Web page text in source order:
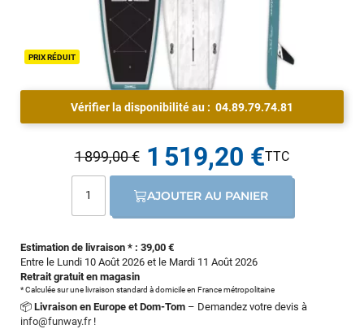
PRIX RÉDUIT
Vérifier la disponibilité au : 04.89.79.74.81
Estimation de livraison * : 39,00 €
Entre le Lundi 10 Août 2026 et le Mardi 11 Août 2026
Retrait gratuit en magasin
* Calculée sur une livraison standard à domicile en France métropolitaine
📦 Livraison en Europe et Dom-Tom – Demandez votre devis à
info@funway.fr!
1 899,00 € 1 519,20 €
AJOUTER AU PANIER